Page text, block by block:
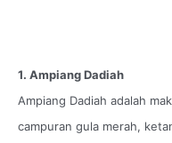
1. Ampiang Dadiah
Ampiang Dadiah adalah
campuran gula merah,